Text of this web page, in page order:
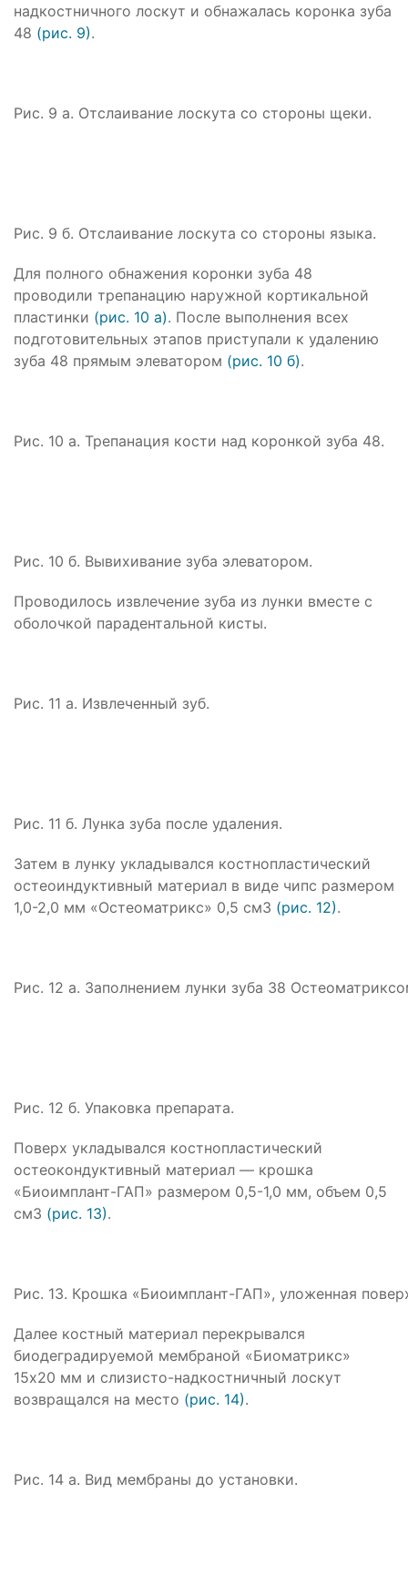
надкостничного лоскут и обнажалась коронка зуба
48 (рис. 9).
Рис. 9 а. Отслаивание лоскута со стороны щеки.
Рис. 9 б. Отслаивание лоскута со стороны языка.
Для полного обнажения коронки зуба 48
проводили трепанацию наружной кортикальной
пластинки (рис. 10 а). После выполнения всех
подготовительных этапов приступали к удалению
зуба 48 прямым элеватором (рис. 10 б).
Рис. 10 а. Трепанация кости над коронкой зуба 48.
Рис. 10 б. Вывихивание зуба элеватором.
Проводилось извлечение зуба из лунки вместе с
оболочкой парадентальной кисты.
Рис. 11 а. Извлеченный зуб.
Рис. 11 б. Лунка зуба после удаления.
Затем в лунку укладывался костнопластический
остеоиндуктивный материал в виде чипс размером
1,0-2,0 мм «Остеоматрикс» 0,5 см3 (рис. 12).
Рис. 12 а. Заполнением лунки зуба 38
Рис. 12 б. Упаковка препарата.
Поверх укладывался костнопластический
остеокондуктивный материал — крошка
«Биоимплант-ГАП» размером 0,5-1,0 мм, объем 0,5
см3 (рис. 13).
Рис. 13. Крошка «Биоимплант-ГАП», уложенная
Далее костный материал перекрывался
биодеградируемой мембраной «Биоматрикс»
15х20 мм и слизисто-надкостничный лоскут
возвращался на место (рис. 14).
Рис. 14 а. Вид мембраны до установки.